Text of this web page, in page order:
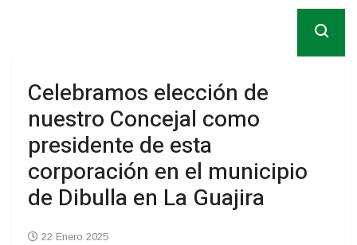
Celebramos elección de
nuestro Concejal como
presidente de esta
corporación en el municipio
de Dibulla en La Guajira
22 Enero 2025